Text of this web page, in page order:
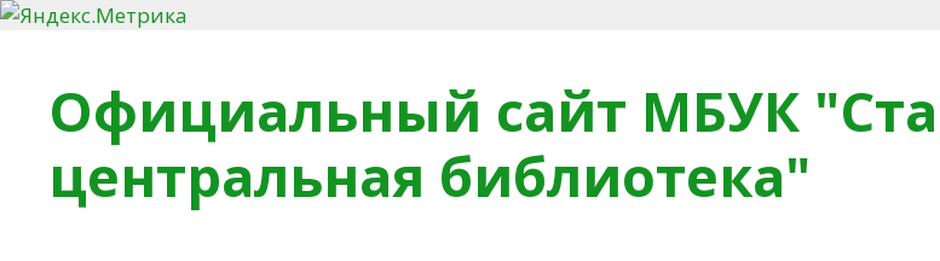
Официальный сайт МБУК
центральная библиотека"